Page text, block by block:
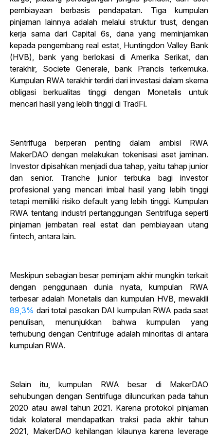
pembiayaan berbasis pendapatan. Tiga kumpulan
pinjaman lainnya adalah melalui struktur trust, dengan
kerja sama dari Capital 6s, dana yang meminjamkan
kepada pengembang real estat, Huntingdon Valley Bank
(HVB), bank yang berlokasi di Amerika Serikat, dan
terakhir, Societe Generale, bank Prancis terkemuka.
Kumpulan RWA terakhir terdiri dari investasi dalam skema
obligasi berkualitas tinggi dengan Monetalis untuk
mencari hasil yang lebih tinggi di TradFi.
Sentrifuga berperan penting dalam ambisi RWA
MakerDAO dengan melakukan tokenisasi aset jaminan.
Investor dipisahkan menjadi dua tahap, yaitu tahap junior
dan senior. Tranche junior terbuka bagi investor
profesional yang mencari imbal hasil yang lebih tinggi
tetapi memiliki risiko default yang lebih tinggi. Kumpulan
RWA tentang industri pertanggungan Sentrifuga seperti
pinjaman jembatan real estat dan pembiayaan utang
fintech, antara lain.
Meskipun sebagian besar peminjam akhir mungkin terkait
dengan penggunaan dunia nyata, kumpulan RWA
terbesar adalah Monetalis dan kumpulan HVB, mewakili
89,3% dari total pasokan DAI kumpulan RWA pada saat
penulisan, menunjukkan bahwa kumpulan yang
terhubung dengan Centrifuge adalah minoritas di antara
kumpulan RWA.
Selain itu, kumpulan RWA besar di MakerDAO
sehubungan dengan Sentrifuga diluncurkan pada tahun
2020 atau awal tahun 2021. Karena protokol pinjaman
tidak kolateral mendapatkan traksi pada akhir tahun
2021, MakerDAO kehilangan kilaunya karena leverage